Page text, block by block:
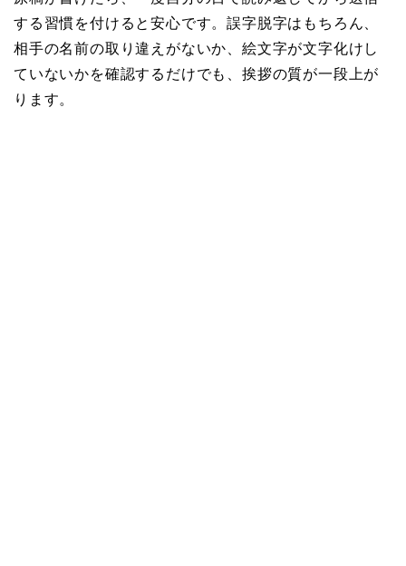
する習慣を付けると安心です。誤字脱字はもちろん、
相手の名前の取り違えがないか、絵文字が文字化けし
ていないかを確認するだけでも、挨拶の質が一段上が
ります。